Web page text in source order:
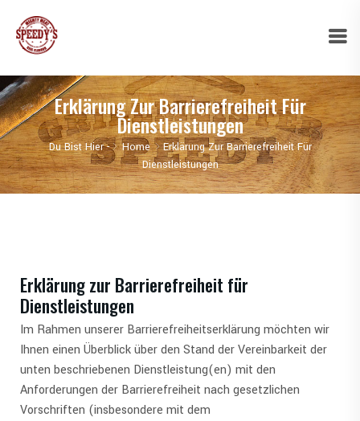
Erklärung Zur Barrierefreiheit Für
Dienstleistungen
Du Bist Hier - Home
Erklärung Zur Barrierefreiheit Für
Dienstleistungen
Erklärung zur Barrierefreiheit für
Dienstleistungen
Im Rahmen unserer Barrierefreiheitserklärung möchten wir
Ihnen einen Überblick über den Stand der Vereinbarkeit der
unten beschriebenen Dienstleistung(en) mit den
Anforderungen der Barrierefreiheit nach gesetzlichen
Vorschriften (insbesondere mit dem